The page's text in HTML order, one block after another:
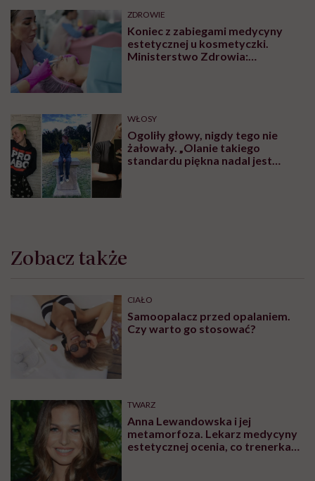
ZDROWIE
Koniec z zabiegami medycyny
estetycznej u kosmetyczki.
Ministerstwo Zdrowia:
WŁOSY
Ogoliły głowy, nigdy tego nie
żałowały. „Olanie takiego
standardu piękna nadal jest
Zobacz także
CIAŁO
Samoopalacz przed opalaniem.
Czy warto go stosować?
TWARZ
Anna Lewandowska i jej
metamorfoza. Lekarz medycyny
estetycznej ocenia, co trenerka